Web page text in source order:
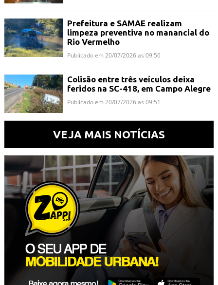
Prefeitura e SAMAE realizam
limpeza preventiva no manancial do
Rio Vermelho
Publicado em 20/07/2026 as 09:56
Colisão entre três veículos deixa
feridos na SC-418, em Campo Alegre
Publicado em 20/07/2026 as 09:51
VEJA MAIS NOTÍCIAS